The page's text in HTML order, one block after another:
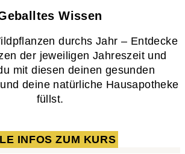
Wissen​
durchs Jahr – Entdecke
der jeweiligen Jahreszeit und
mit diesen deinen gesunden
deine natürliche Hausapotheke
füllst.
INFOS ZUM KURS